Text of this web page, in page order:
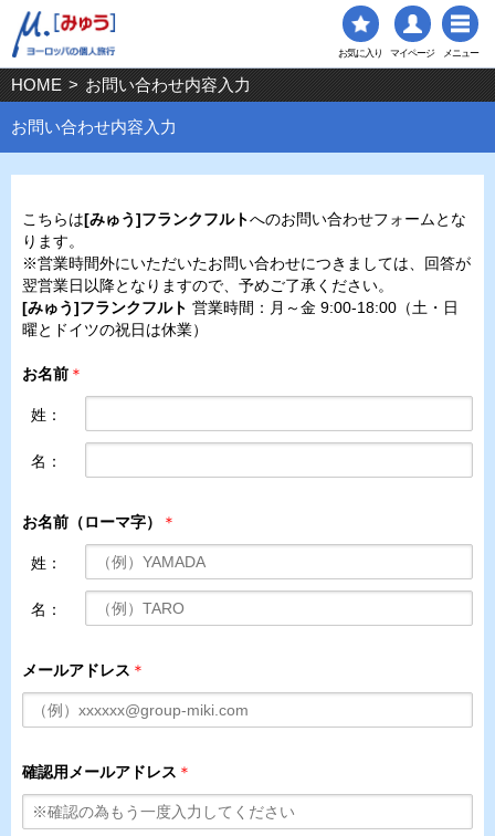
お気に入り マイページ メニュー
HOME > お問い合わせ内容入力
お問い合わせ内容入力
こちらは[みゅう]フランクフルトへのお問い合わせフォームとな
ります。
※営業時間外にいただいたお問い合わせにつきましては、回答が
翌営業日以降となりますので、予めご了承ください。
[みゅう]フランクフルト 営業時間：月～金 9:00-18:00（土・日
曜とドイツの祝日は休業）
お名前 ＊
姓：
名：
お名前（ローマ字） ＊
姓：
名：
メールアドレス ＊
確認用メールアドレス ＊